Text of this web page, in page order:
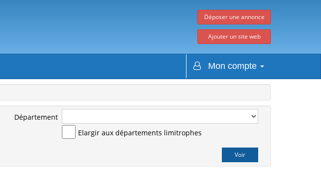
Déposer une annonce
Ajouter un site web
Mon compte
Département
Elargir aux départements limitrophes